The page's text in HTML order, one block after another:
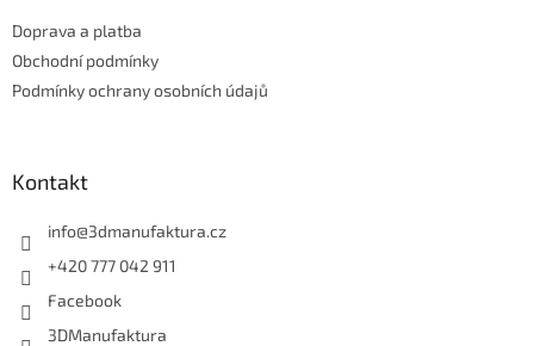
Doprava a platba
Obchodní podmínky
Podmínky ochrany osobních údajů
Kontakt
info@3dmanufaktura.cz
+420 777 042 911
Facebook
3DManufaktura